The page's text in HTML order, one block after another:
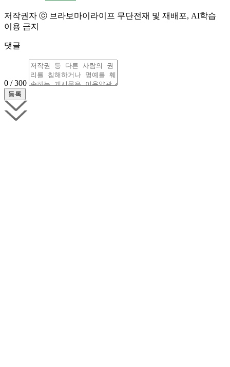
저작권자 ⓒ 브라보마이라이프 무단전재 및 재배포, AI학습
이용 금지
댓글
0 / 300